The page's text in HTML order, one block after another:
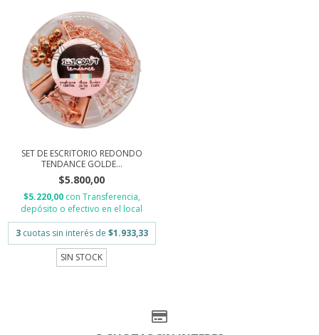
SET DE ESCRITORIO REDONDO
TENDANCE GOLDE...
$5.800,00
$5.220,00 con Transferencia,
depósito o efectivo en el local
3 cuotas sin interés de $1.933,33
SIN STOCK